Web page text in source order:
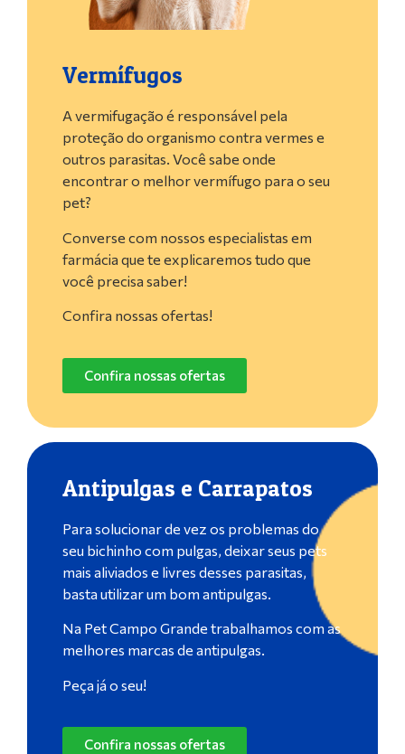
Vermífugos
A vermifugação é responsável pela
proteção do organismo contra vermes e
outros parasitas. Você sabe onde
encontrar o melhor vermífugo para o seu
pet?
Converse com nossos especialistas em
farmácia que te explicaremos tudo que
você precisa saber!
Confira nossas ofertas!
Confira nossas ofertas
Antipulgas e Carrapatos
Para solucionar de vez os problemas do
seu bichinho com pulgas, deixar seus pets
mais aliviados e livres desses parasitas,
basta utilizar um bom antipulgas.
Na Pet Campo Grande trabalhamos com as
melhores marcas de antipulgas.
Peça já o seu!
Confira nossas ofertas